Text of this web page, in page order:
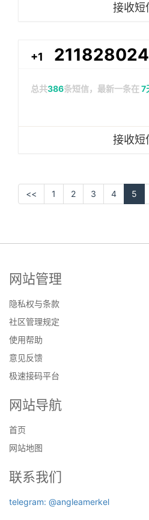
接收短
+1
总共386条短信，最新一条在7
接收短
<< 1 2 3 4 5
网站管理
隐私权与条款
社区管理规定
使用帮助
意见反馈
极速接码平台
网站导航
首页
网站地图
联系我们
telegram: @angleamerkel